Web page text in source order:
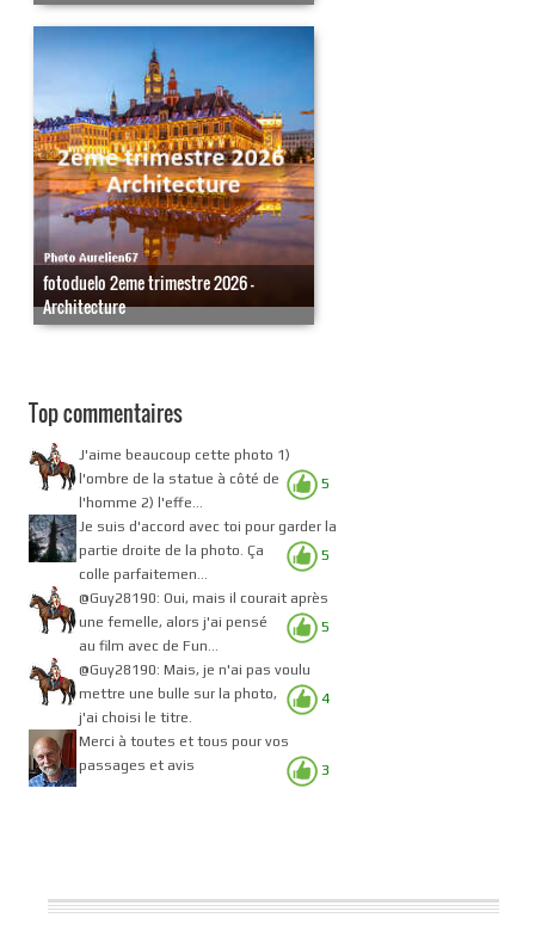
fotoduelo 2eme trimestre 2026 -
Architecture
Top commentaires
5
J'aime beaucoup cette photo 1)
l'ombre de la statue à côté de
l'homme 2) l'effe...
5
Je suis d'accord avec toi pour garder la
partie droite de la photo. Ça
colle parfaitemen...
5
@Guy28190: Oui, mais il courait après
une femelle, alors j'ai pensé
au film avec de Fun...
4
@Guy28190: Mais, je n'ai pas voulu
mettre une bulle sur la photo,
j'ai choisi le titre.
3
Merci à toutes et tous pour vos
passages et avis